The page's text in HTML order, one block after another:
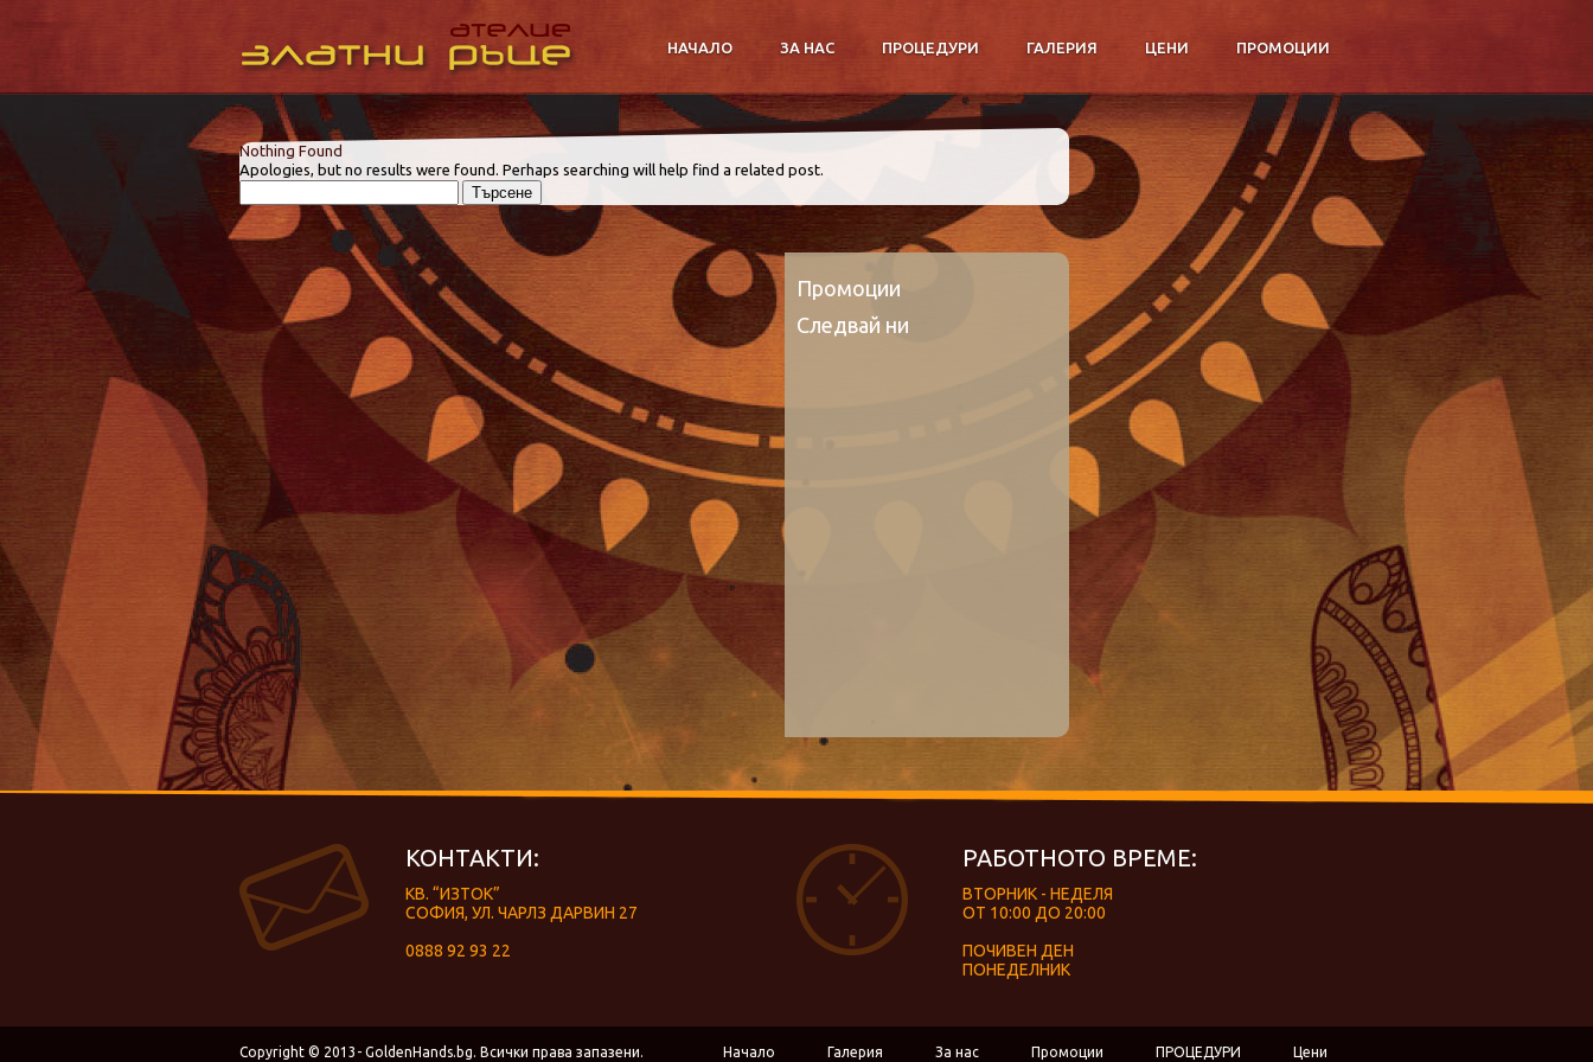
НАЧАЛО ЗА НАС ПРОЦЕДУРИ ГАЛЕРИЯ ЦЕНИ ПРОМОЦИИ
Nothing Found
Apologies, but no results were found. Perhaps searching will help find a related post.
за:
Промоции
Следвай ни
КОНТАКТИ:
КВ. “ИЗТОК”
СОФИЯ, УЛ. ЧАРЛЗ ДАРВИН 27
0888 92 93 22
РАБОТНОТО ВРЕМЕ:
ВТОРНИК - НЕДЕЛЯ
ОТ 10:00 ДО 20:00
ПОЧИВЕН ДЕН
ПОНЕДЕЛНИК
Copyright © 2013- GoldenHands.bg. Всички права запазени. Начало Галерия За нас Промоции ПРОЦЕДУРИ Цени